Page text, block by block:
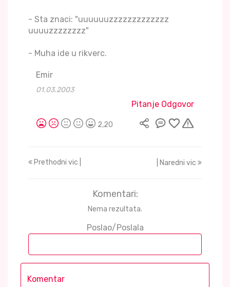
- Sta znaci: "uuuuuuzzzzzzzzzzzzz
uuuuzzzzzzzz"
- Muha ide u rikverc.
Emir
01.03.2003
Pitanje Odgovor
2,20
Prethodni vic | | Naredni vic
Komentari:
Nema rezultata.
Poslao/Poslala